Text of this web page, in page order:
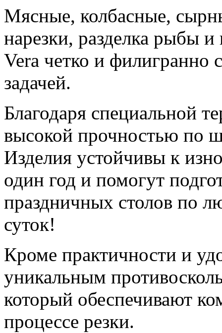
Мясные, колбасные,
нарезки, разделка рыбы
Vera четко и филигранно
задачей.
Благодаря специальной
высокой прочностью по
Изделия устойчивы к
один год и помогут
праздничных столов по
суток!
Кроме практичности и
уникальным
который обеспечивают
процессе резки.